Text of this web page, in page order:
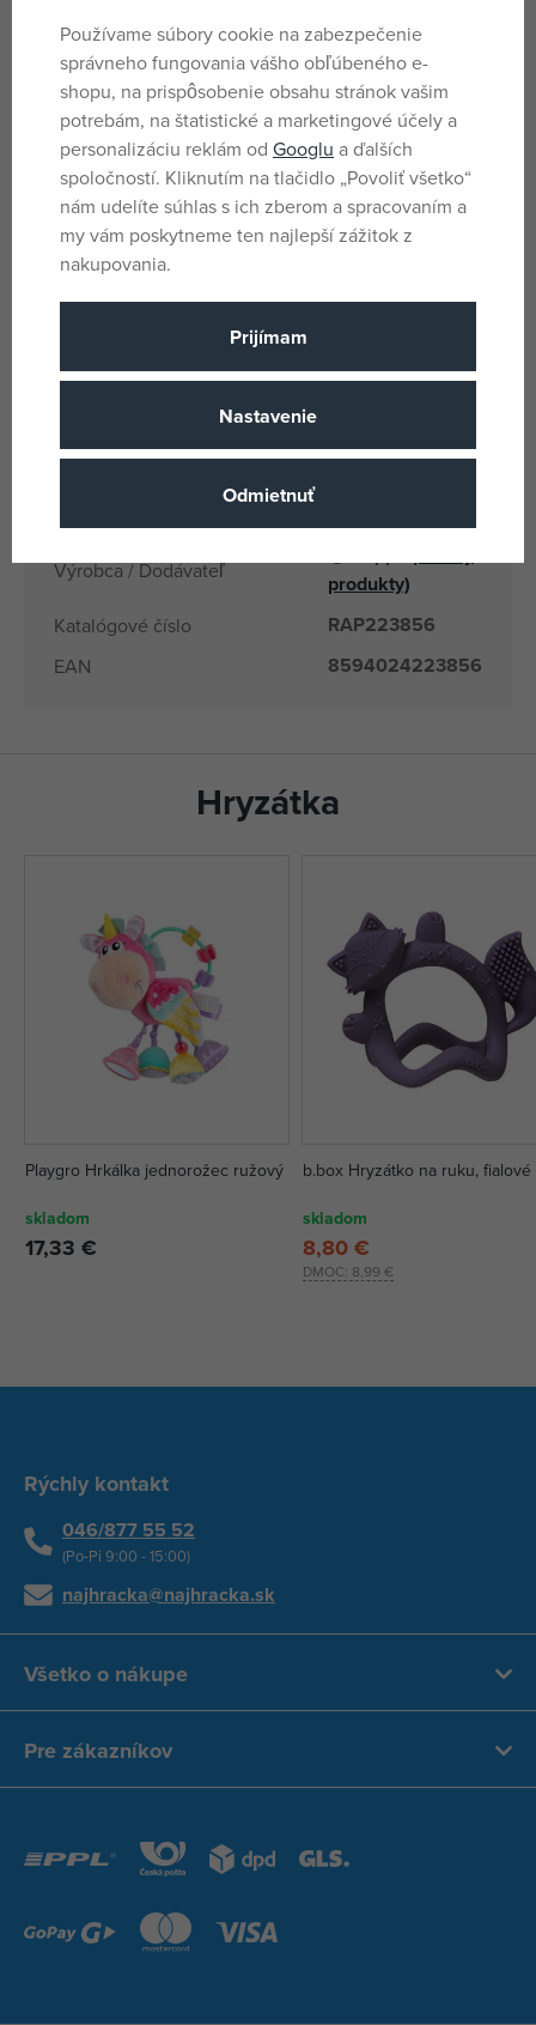
prevedeniach, či už to v tvare kolieska, srdiečka, zvončeka
a pod.
Parametre
Pohlavie Pro holky
Farba
Plast
Názov podskupiny tovaru
Výrobca / Dodávateľ
produkty)
Katalógové číslo RAP223856
EAN 8594024223856
Hryzátka
Playgro Hrkálka jednorožec ružový
skladom
17,33 €
b.box Hryzátko na ruku, fialové
skladom
DMOC: 8,99 €
8,80 €
Rýchly kontakt
046/877 55 52
(Po-Pi 9:00 - 15:00)
najhracka@najhracka.sk
Všetko o nákupe
Pre zákazníkov
Používame súbory cookie na zabezpečenie
správneho fungovania vášho obľúbeného e-
shopu, na prispôsobenie obsahu stránok vašim
potrebám, na štatistické a marketingové účely a
personalizáciu reklám od Googlu a ďalších
spoločností. Kliknutím na tlačidlo „Povoliť všetko“
nám udelíte súhlas s ich zberom a spracovaním a
my vám poskytneme ten najlepší zážitok z
nakupovania.
Prijímam
Nastavenie
Odmietnuť